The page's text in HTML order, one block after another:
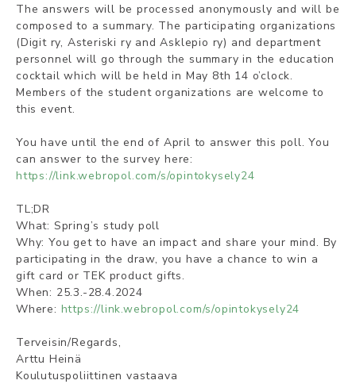
The answers will be processed anonymously and will be
composed to a summary. The participating organizations
(Digit ry, Asteriski ry and Asklepio ry) and department
personnel will go through the summary in the education
cocktail which will be held in May 8th 14 o’clock.
Members of the student organizations are welcome to
this event.
You have until the end of April to answer this poll. You
can answer to the survey here:
https://link.webropol.com/s/opintokysely24
TL;DR
What: Spring’s study poll
Why: You get to have an impact and share your mind. By
participating in the draw, you have a chance to win a
gift card or TEK product gifts.
When: 25.3.-28.4.2024
Where: https://link.webropol.com/s/opintokysely24
Terveisin/Regards,
Arttu Heinä
Koulutuspoliittinen vastaava